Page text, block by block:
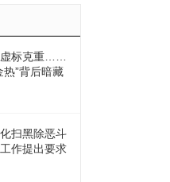
标克重……
热”背后暗藏
扫黑除恶斗
作提出要求